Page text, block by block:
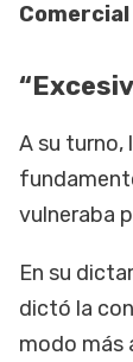
Comercial
A su turno,
vulneraba
En su
dictó la
modo más